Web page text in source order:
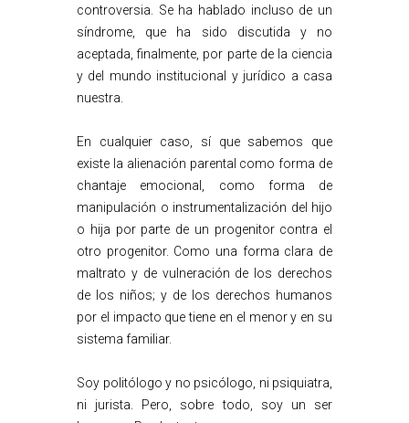
controversia. Se ha hablado incluso de un
síndrome, que ha sido discutida y no
aceptada, finalmente, por parte de la ciencia
y del mundo institucional y jurídico a casa
nuestra.
En cualquier caso, sí que sabemos que
existe la alienación parental como forma de
chantaje emocional, como forma de
manipulación o instrumentalización del hijo
o hija por parte de un progenitor contra el
otro progenitor. Como una forma clara de
maltrato y de vulneración de los derechos
de los niños; y de los derechos humanos
por el impacto que tiene en el menor y en su
sistema familiar.
Soy politólogo y no psicólogo, ni psiquiatra,
ni jurista. Pero, sobre todo, soy un ser